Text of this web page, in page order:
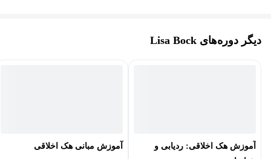
دیگر دوره‌های Lisa Bock
آموزش هک اخلاقی: ردیابی و
آموزش مبانی هک اخلاقی